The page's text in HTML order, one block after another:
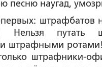
песню наугад,
первых: штрафбатов
путать
штрафными
штрафники-